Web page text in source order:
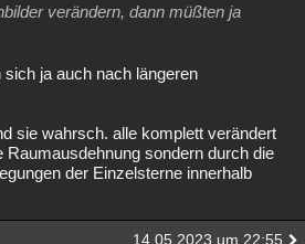
verändern, dann müßten ja
ja auch nach längeren
sie wahrsch. alle komplett verändert
Raumausdehnung sondern durch die
der Einzelsterne innerhalb
14.05.2023 um 22:55